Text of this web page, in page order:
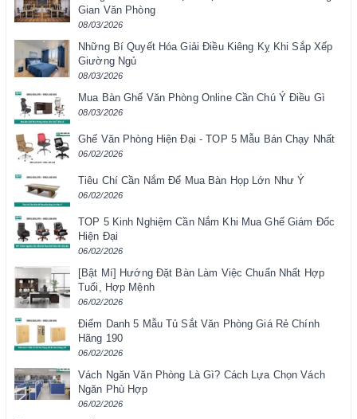
Gian Văn Phòng
08/03/2026
Những Bí Quyết Hóa Giải Điều Kiêng Kỵ Khi Sắp Xếp
Giường Ngủ
08/03/2026
Mua Bàn Ghế Văn Phòng Online Cần Chú Ý Điều Gì
08/03/2026
Ghế Văn Phòng Hiện Đại - TOP 5 Mẫu Bán Chạy Nhất
06/02/2026
Tiêu Chí Cần Nắm Để Mua Bàn Họp Lớn Như Ý
06/02/2026
TOP 5 Kinh Nghiệm Cần Nắm Khi Mua Ghế Giám Đốc
Hiện Đại
06/02/2026
[Bật Mí] Hướng Đặt Bàn Làm Việc Chuẩn Nhất Hợp
Tuổi, Hợp Mệnh
06/02/2026
Điểm Danh 5 Mẫu Tủ Sắt Văn Phòng Giá Rẻ Chính
Hãng 190
06/02/2026
Vách Ngăn Văn Phòng Là Gì? Cách Lựa Chọn Vách
Ngăn Phù Hợp
06/02/2026